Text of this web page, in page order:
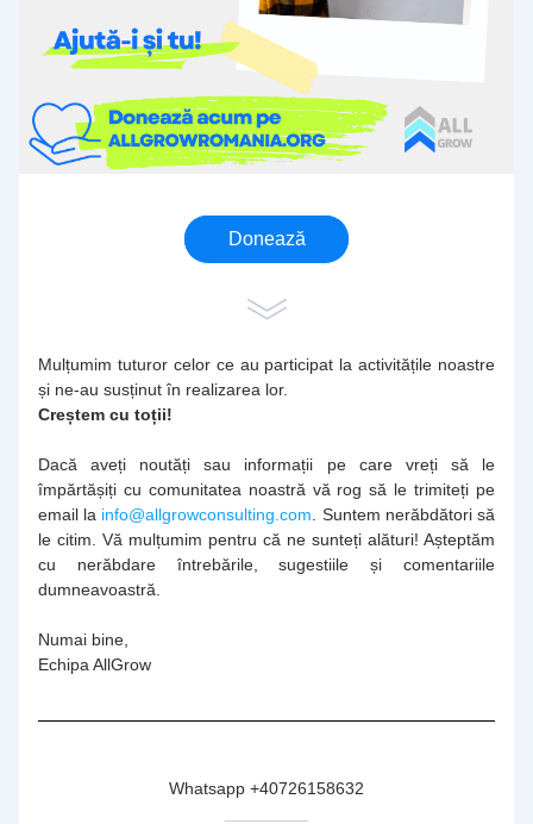
Donează
Mulțumim tuturor celor ce au participat la activitățile noastre
și ne-au susținut în realizarea lor.
Creștem cu toții!
Dacă aveți noutăți sau informații pe care vreți să le
împărtășiți cu comunitatea noastră vă rog să le trimiteți pe
email la info@allgrowconsulting.com . Suntem nerăbdători să
le citim. Vă mulțumim pentru că ne sunteți alături! Așteptăm
cu nerăbdare întrebările, sugestiile și comentariile
dumneavoastră.
Numai bine,
Echipa AllGrow
Whatsapp +40726158632